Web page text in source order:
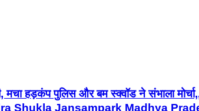
मचा हड़कंप पुलिस और बम स्क्वॉड ने
Shukla Jansampark Madhya